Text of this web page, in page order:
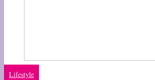
Lifestyle